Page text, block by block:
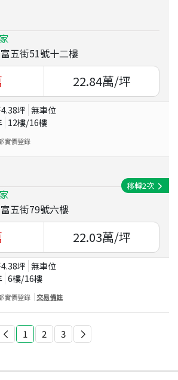
五街51號十二樓
22.84萬/坪
4.38坪 無車位
12樓/16樓
實價登錄
五街79號六樓
移轉2次
22.03萬/坪
4.38坪 無車位
6樓/16樓
實價登錄 交易備註
1 2 3